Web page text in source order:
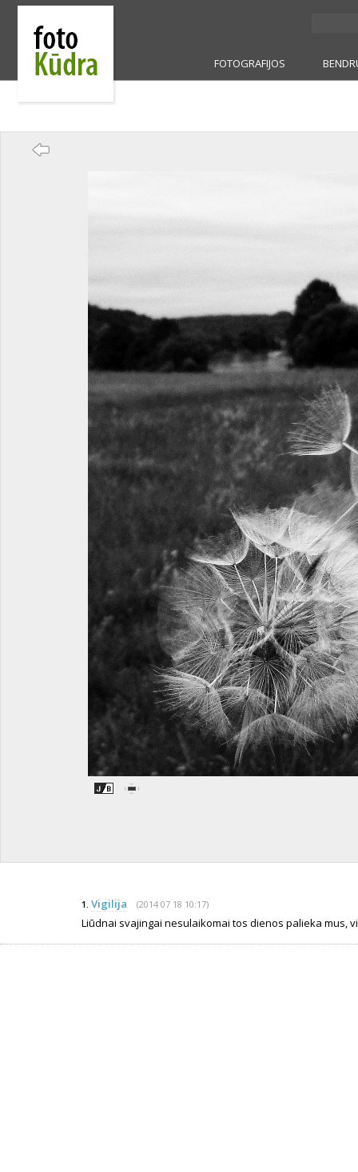
FOTOGRAFIJOS
1. Vigilija (2014 07 18 10:17)
Liūdnai svajingai nesulaikomai tos dienos palieka mus,